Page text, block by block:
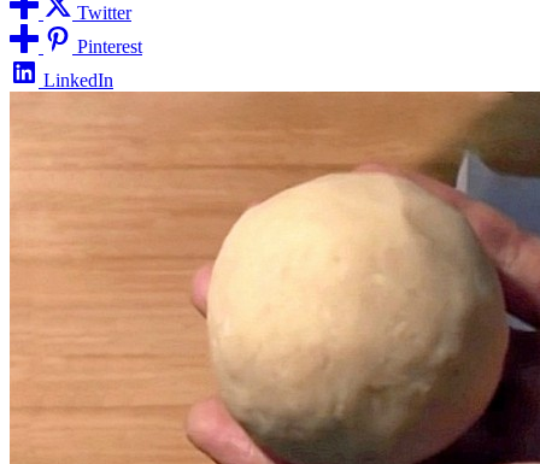
Twitter
Pinterest
LinkedIn